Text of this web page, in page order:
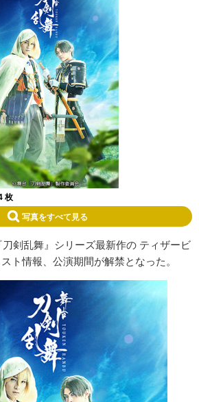
枚
写真をすべて見る
剣乱舞』シリーズ最新作の ティザービ
ト情報、公演期間が解禁となった。